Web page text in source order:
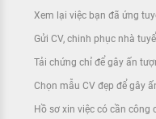
Xem lại việc bạn đã ứng
Gửi CV, chinh phục nhà
Tải chứng chỉ để gây ấn
Chọn mẫu CV đẹp để gây
Hồ sơ xin việc có cần công